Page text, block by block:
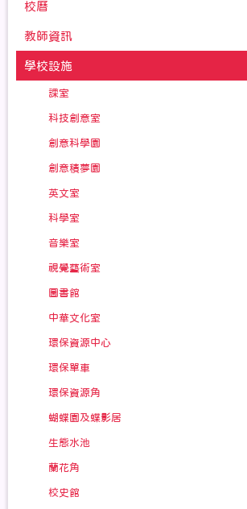
校曆
教師資訊
學校設施
課室
科技創意室
創意科學園
創意積夢園
英文室
科學室
音樂室
視覺藝術室
圖書館
中華文化室
環保資源中心
環保單車
環保資源角
蝴蝶園及蝶影居
生態水池
蘭花角
校史館